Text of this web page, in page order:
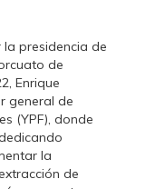
presidencia de
de
Enrique
general de
(YPF), donde
la
de